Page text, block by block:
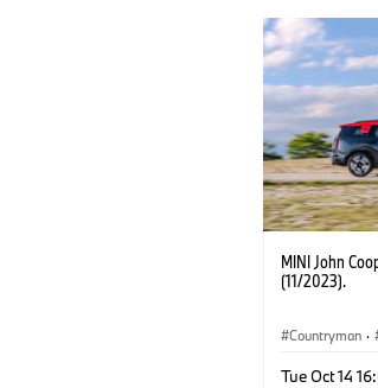
MINI John
(11/2023).
Countryman ·
Tue Oct 14